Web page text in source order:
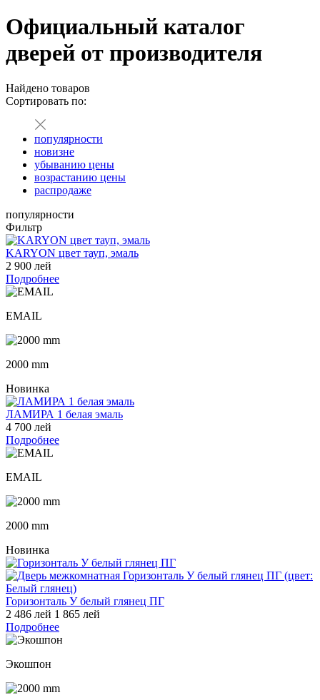
Официальный каталог
дверей от производителя
Найдено товаров
Сортировать по:
популярности
новизне
убыванию цены
возрастанию цены
распродаже
популярности
Фильтр
KARYON цвет тауп, эмаль
2 900 лей
Подробнее
EMAIL
2000 mm
Новинка
ЛАМИРА 1 белая эмаль
4 700 лей
Подробнее
EMAIL
2000 mm
Новинка
Горизонталь У белый глянец ПГ
2 486 лей 1 865 лей
Подробнее
Экошпон